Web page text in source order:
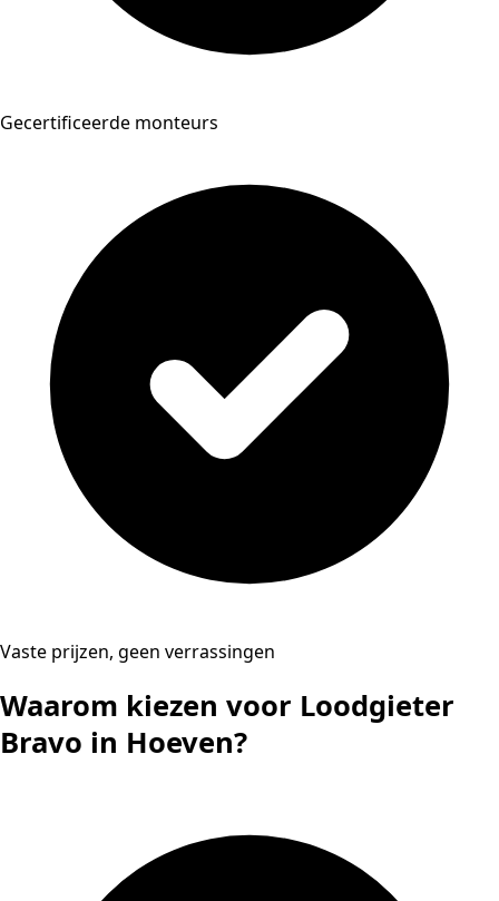
Gecertificeerde monteurs
Vaste prijzen, geen verrassingen
Waarom kiezen voor Loodgieter
Bravo in Hoeven?